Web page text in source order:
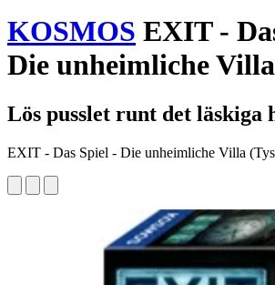
KOSMOS EXIT -
Die unheimliche
Lös pusslet runt det läskiga
EXIT - Das Spiel - Die unheimliche Villa